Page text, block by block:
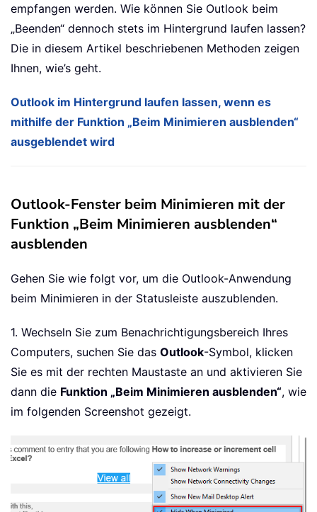
empfangen werden. Wie können Sie Outlook beim
„Beenden“ dennoch stets im Hintergrund laufen lassen?
Die in diesem Artikel beschriebenen Methoden zeigen
Ihnen, wie’s geht.
Outlook im Hintergrund laufen lassen, wenn es
mithilfe der Funktion „Beim Minimieren ausblenden“
ausgeblendet wird
Outlook-Fenster beim Minimieren mit der
Funktion „Beim Minimieren ausblenden“
ausblenden
Gehen Sie wie folgt vor, um die Outlook-Anwendung
beim Minimieren in der Statusleiste auszublenden.
1. Wechseln Sie zum Benachrichtigungsbereich Ihres
Computers, suchen Sie das Outlook-Symbol, klicken
Sie es mit der rechten Maustaste an und aktivieren Sie
dann die Funktion „Beim Minimieren ausblenden“, wie
im folgenden Screenshot gezeigt.